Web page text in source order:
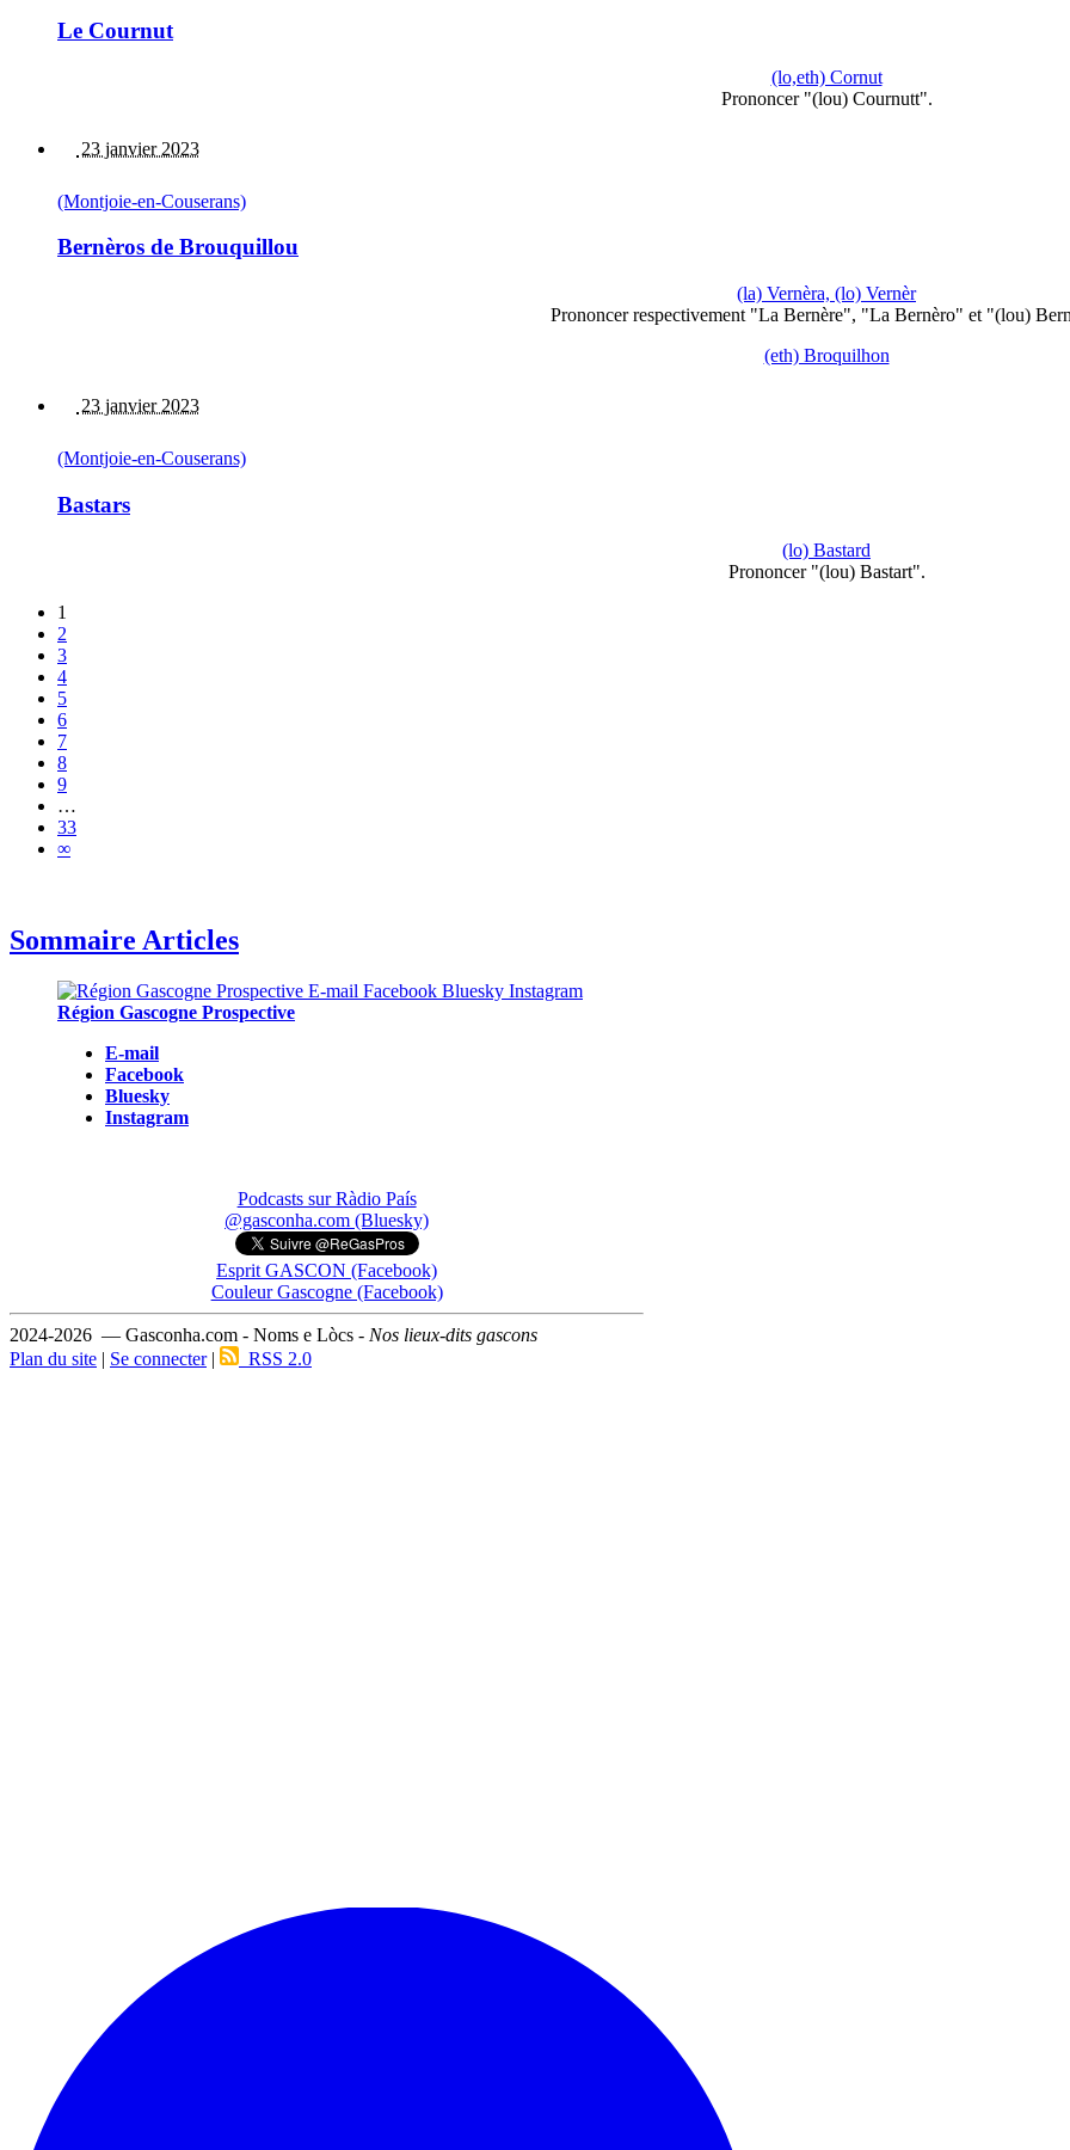
Le Cournut
(lo,eth) Cornut
Prononcer "(lou) Cournutt".
23 janvier 2023
(Montjoie-en-Couserans)
Bernèros de Brouquillou
(la) Vernèra, (lo) Vernèr
Prononcer respectivement "La Bernère", "La Bernèro" et "(lou)
(eth) Broquilhon
23 janvier 2023
(Montjoie-en-Couserans)
Bastars
(lo) Bastard
Prononcer "(lou) Bastart".
1
2
3
4
5
6
7
8
9
…
33
∞
Sommaire Articles
Région Gascogne Prospective
E-mail
Facebook
Bluesky
Instagram
Podcasts sur Ràdio País
@gasconha.com (Bluesky)
Esprit GASCON (Facebook)
Couleur Gascogne (Facebook)
2024-2026 — Gasconha.com - Noms e Lòcs - Nos lieux-dits gascons
Plan du site | Se connecter| RSS 2.0